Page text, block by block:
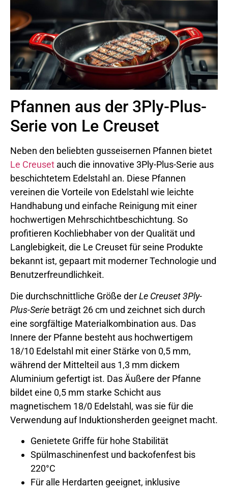
Pfannen aus der 3Ply-Plus-
Serie von Le Creuset
Neben den beliebten gusseisernen Pfannen bietet
Le Creuset auch die innovative 3Ply-Plus-Serie aus
beschichtetem Edelstahl an. Diese Pfannen
vereinen die Vorteile von Edelstahl wie leichte
Handhabung und einfache Reinigung mit einer
hochwertigen Mehrschichtbeschichtung. So
profitieren Kochliebhaber von der Qualität und
Langlebigkeit, die Le Creuset für seine Produkte
bekannt ist, gepaart mit moderner Technologie und
Benutzerfreundlichkeit.
Die durchschnittliche Größe derLe Creuset 3Ply-
Plus-Serie beträgt 26 cm und zeichnet sich durch
eine sorgfältige Materialkombination aus. Das
Innere der Pfanne besteht aus hochwertigem
18/10 Edelstahl mit einer Stärke von 0,5 mm,
während der Mittelteil aus 1,3 mm dickem
Aluminium gefertigt ist. Das Äußere der Pfanne
bildet eine 0,5 mm starke Schicht aus
magnetischem 18/0 Edelstahl, was sie für die
Verwendung auf Induktionsherden geeignet macht.
Genietete Griffe für hohe Stabilität
Spülmaschinenfest und backofenfest bis
220°C
Für alle Herdarten geeignet, inklusive